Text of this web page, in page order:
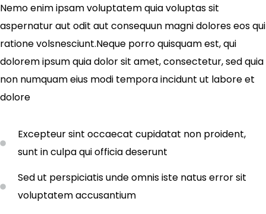
Nemo enim ipsam voluptatem quia voluptas sit
aspernatur aut odit aut consequun magni dolores eos qui
ratione volsnesciunt.Neque porro quisquam est, qui
dolorem ipsum quia dolor sit amet, consectetur, sed quia
non numquam eius modi tempora incidunt ut labore et
dolore
Excepteur sint occaecat cupidatat non proident,
sunt in culpa qui officia deserunt
Sed ut perspiciatis unde omnis iste natus error sit
voluptatem accusantium